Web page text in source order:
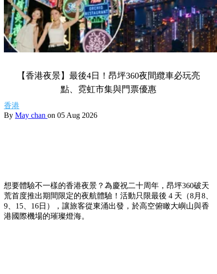
【香港夜景】最後4日！昂坪360夜間纜車必玩亮
點、霓虹市集與門票優惠
香港
By May chan on 05 Aug 2026
想要體驗不一樣的香港夜景？為慶祝二十周年，昂坪360破天
荒首度推出期間限定的夜航體驗！活動只限最後 4 天（8月8、
9、15、16日），讓旅客從東涌出發，於高空俯瞰大嶼山與香
港國際機場的璀璨燈海。